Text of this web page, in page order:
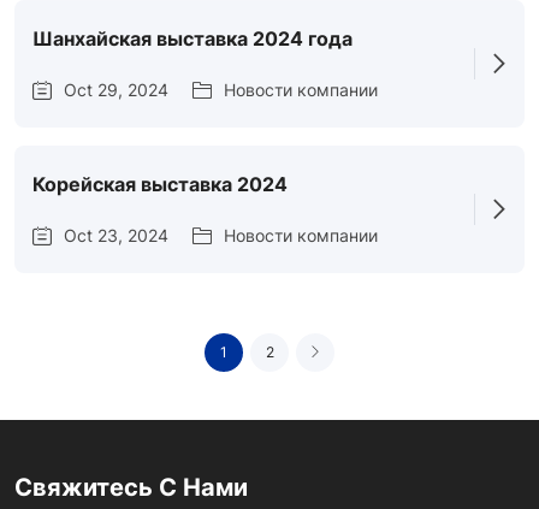
Шанхайская выставка 2024 года
Oct 29, 2024 Новости компании
Корейская выставка 2024
Oct 23, 2024 Новости компании
1 2
Свяжитесь С Нами